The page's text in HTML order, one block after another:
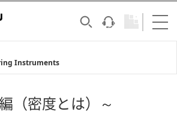
Instruments
（密度とは）～